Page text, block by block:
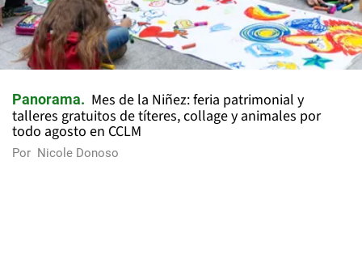
Panorama
Mes de la Niñez: feria patrimonial y
talleres gratuitos de títeres, collage y animales por
todo agosto en CCLM
Por Nicole Donoso